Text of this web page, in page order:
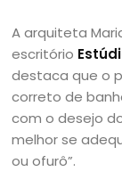
A arquiteta
escritório
destaca que o
correto de
com o desejo
melhor se
ou ofurô”.